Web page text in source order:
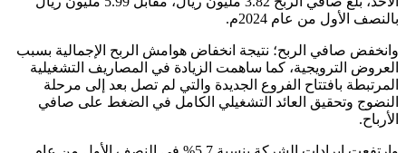
بالنصف الأول من عام 2024م
.
وانخفض صافي الربح؛ نتيجة انخفاض هوامش الربح الإجمالية بسبب
العروض الترويجية، كما ساهمت الزيادة في المصاريف التشغيلية
المرتبطة بافتتاح الفروع الجديدة والتي لم تصل بعد إلى مرحلة
النضوج وتحقيق العائد التشغيلي الكامل في الضغط على صافي
الأرباح.